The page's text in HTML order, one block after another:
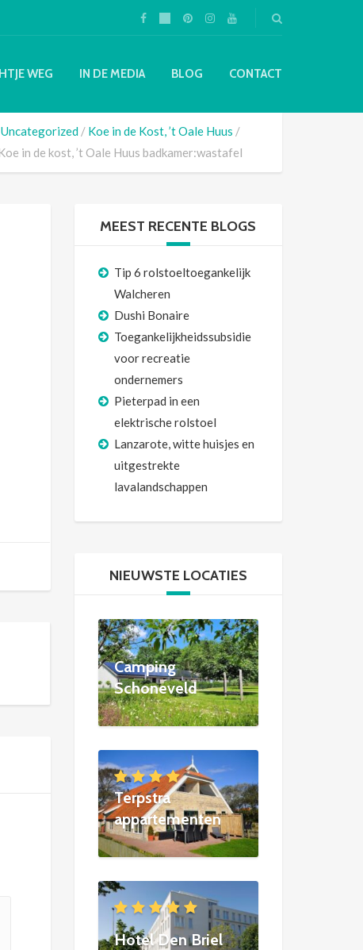
WEG IN DE MEDIA BLOG CONTACT
Uncategorized
Koe in de Kost, ’t Oale Huus
in de kost, ’t Oale Huus badkamer:wastafel
MEEST RECENTE BLOGS
Tip 6 rolstoeltoegankelijk
Walcheren
Dushi Bonaire
Toegankelijkheidssubsidie
voor recreatie
ondernemers
Pieterpad in een
elektrische rolstoel
Lanzarote, witte huisjes en
uitgestrekte
lavalandschappen
NIEUWSTE LOCATIES
Camping
Schoneveld
Terpstra
appartementen
Hotel Den Briel